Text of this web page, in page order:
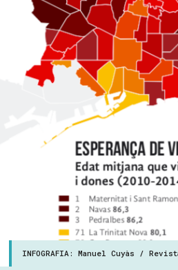
INFOGRAFIA: Manuel Cuyàs /